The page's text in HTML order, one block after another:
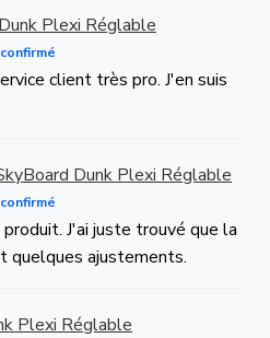
Plexi Réglable
client très pro. J'en suis
Dunk Plexi Réglable
J'ai juste trouvé que la
quelques ajustements.
Plexi Réglable